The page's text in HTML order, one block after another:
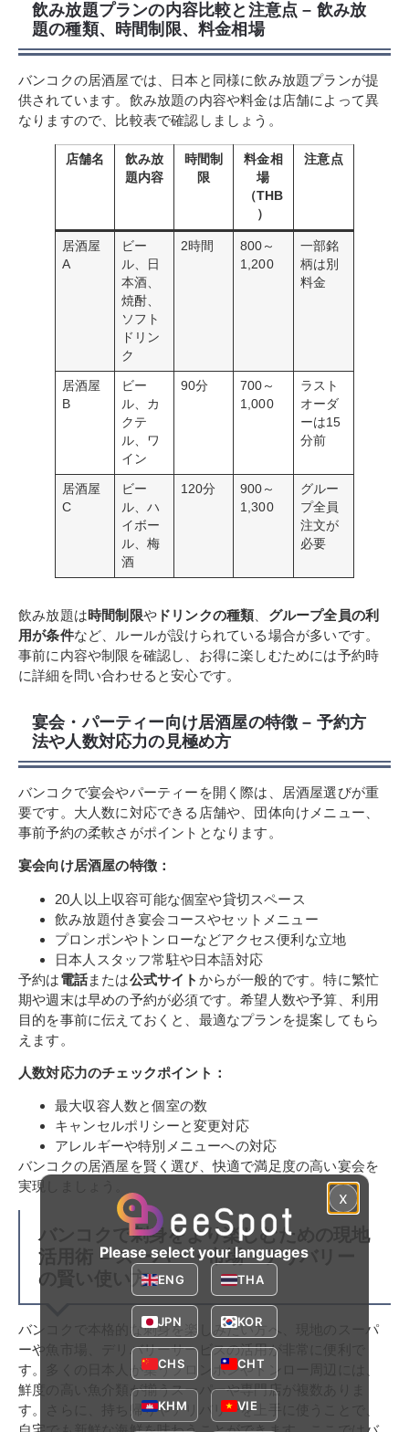
飲み放題プランの内容比較と注意点 – 飲み放
題の種類、時間制限、料金相場
バンコクの居酒屋では、日本と同様に飲み放題プランが提
供されています。飲み放題の内容や料金は店舗によって異
なりますので、比較表で確認しましょう。
店舗名
飲み放
題内容
時間制
限
料金相
場
（THB
）
注意点
居酒屋
A
ビー
ル、日
本酒、
焼酎、
ソフト
ドリン
ク
2時間
800～
1,200
一部銘
柄は別
料金
居酒屋
B
ビー
ル、カ
クテ
ル、ワ
イン
90分
700～
1,000
ラスト
オーダ
ーは15
分前
居酒屋
C
ビー
ル、ハ
イボー
ル、梅
酒
120分
900～
1,300
グルー
プ全員
注文が
必要
飲み放題は時間制限や ドリンクの種類、 グループ全員の利
用が条件など、ルールが設けられている場合が多いです。
事前に内容や制限を確認し、お得に楽しむためには予約時
に詳細を問い合わせると安心です。
宴会・パーティー向け居酒屋の特徴 – 予約方
法や人数対応力の見極め方
バンコクで宴会やパーティーを開く際は、居酒屋選びが重
要です。大人数に対応できる店舗や、団体向けメニュー、
事前予約の柔軟さがポイントとなります。
宴会向け居酒屋の特徴：
20人以上収容可能な個室や貸切スペース
飲み放題付き宴会コースやセットメニュー
プロンポンやトンローなどアクセス便利な立地
日本人スタッフ常駐や日本語対応
予約は電話または公式サイト からが一般的です。特に繁忙
期や週末は早めの予約が必須です。希望人数や予算、利用
目的を事前に伝えておくと、最適なプランを提案してもら
えます。
人数対応力のチェックポイント：
最大収容人数と個室の数
キャンセルポリシーと変更対応
アレルギーや特別メニューへの対応
バンコクの居酒屋を賢く選び、快適で満足度の高い宴会を
実現しましょう。
バンコクで刺身をより楽しむための現地
活用術 – スーパー・市場・デリバリー
の賢い使い方
バンコクで本格的な刺身を楽しみたい方へ、現地のスーパ
ーや魚市場、デリバリーサービスの活用が非常に便利で
す。多くの日本人が集うプロンポンやトンロー周辺には、
鮮度の高い魚介類が揃うスーパーや専門店が複数ありま
す。さらに、持ち帰りやデリバリーを上手に使うことで、
x
Please select your languages
ENG THA
JPN KOR
CHS CHT
KHM VIE